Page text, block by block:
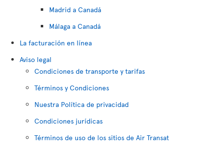
Madrid a Canadá
Málaga a Canadá
La facturación en línea
Aviso legal
Condiciones de transporte y tarifas
Términos y Condiciones
Nuestra Política de privacidad
Condiciones jurídicas
Términos de uso de los sitios de Air Transat